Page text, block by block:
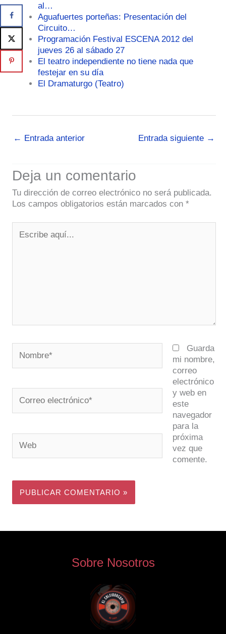
al…
Aguafuertes porteñas: Presentación del
Circuito…
Programación Festival ESCENA 2012 del
jueves 26 al sábado 27
El teatro independiente no tiene nada que
festejar en su día
El Dramaturgo (Teatro)
← Entrada anterior Entrada siguiente →
Deja un comentario
Tu dirección de correo electrónico no será publicada.
Los campos obligatorios están marcados con *
aquí...
electrónico*
Guarda
mi nombre,
correo
electrónico
y web en
este
navegador
para la
próxima
vez que
comente.
Sobre Nosotros